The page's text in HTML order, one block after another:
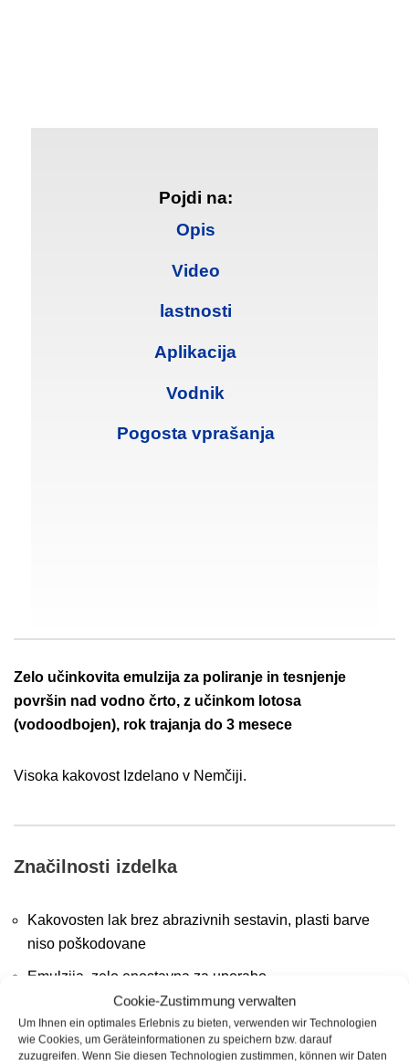
Cookie-Zustimmung verwalten
Um Ihnen ein optimales Erlebnis zu bieten, verwenden wir Technologien
wie Cookies, um Geräteinformationen zu speichern bzw. darauf
zuzugreifen. Wenn Sie diesen Technologien zustimmen, können wir Daten
Pojdi na:
Opis
Video
lastnosti
Aplikacija
Vodnik
Pogosta vprašanja
Zelo učinkovita emulzija za poliranje in tesnjenje
površin nad vodno črto, z učinkom lotosa
(vodoodbojen), rok trajanja do 3 mesece
Visoka kakovost Izdelano v Nemčiji.
Značilnosti izdelka
Kakovosten lak brez abrazivnih sestavin, plasti barve
niso poškodovane
Emulzija, zelo enostavna za uporabo
Osvežujoč učinek sijaja in barve
Čisti, polira in tesni v enem koraku (odstrani katran,